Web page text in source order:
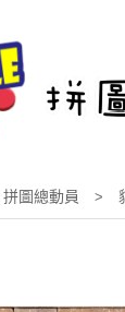
拼圖總動員 >